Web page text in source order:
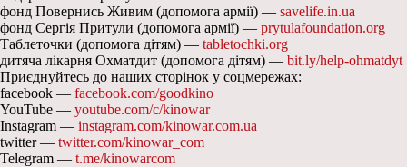
фонд Повернись Живим (допомога армії) — savelife.in.ua
фонд Сергія Притули (допомога армії) — prytulafoundation.org
Таблеточки (допомога дітям) — tabletochki.org
дитяча лікарня Охматдит (допомога дітям) — bit.ly/help-ohmatdyt
Приєднуйтесь до наших сторінок у соцмережах:
facebook — facebook.com/goodkino
YouTube — youtube.com/c/kinowar
Instagram — instagram.com/kinowar.com.ua
twitter — twitter.com/kinowar_com
Telegram — t.me/kinowarcom